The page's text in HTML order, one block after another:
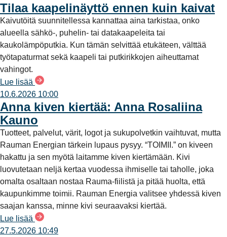
Tilaa kaapelinäyttö ennen kuin kaivat
Kaivutöitä suunnitellessa kannattaa aina tarkistaa, onko
alueella sähkö-, puhelin- tai datakaapeleita tai
kaukolämpöputkia. Kun tämän selvittää etukäteen, välttää
työtapaturmat sekä kaapeli tai putkirikkojen aiheuttamat
vahingot.
Lue lisää
10.6.2026 10:00
Anna kiven kiertää: Anna Rosaliina
Kauno
Tuotteet, palvelut, värit, logot ja sukupolvetkin vaihtuvat, mutta
Rauman Energian tärkein lupaus pysyy. “TOIMII.” on kiveen
hakattu ja sen myötä laitamme kiven kiertämään. Kivi
luovutetaan neljä kertaa vuodessa ihmiselle tai taholle, joka
omalta osaltaan nostaa Rauma-fiilistä ja pitää huolta, että
kaupunkimme toimii. Rauman Energia valitsee yhdessä kiven
saajan kanssa, minne kivi seuraavaksi kiertää.
Lue lisää
27.5.2026 10:49